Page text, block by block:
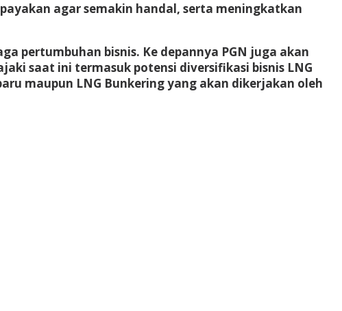
agar semakin handal, serta meningkatkan
pertumbuhan bisnis. Ke depannya PGN juga akan
saat ini termasuk potensi diversifikasi bisnis LNG
maupun LNG Bunkering yang akan dikerjakan oleh